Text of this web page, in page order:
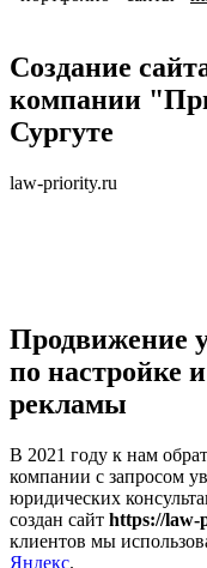
Создание
компании
Сургуте
law-priority.ru
Продвижение
по настройке
рекламы
В 2021 году к нам
компании с запросом
юридических
создан сайт https://
клиентов мы
Яндекс.